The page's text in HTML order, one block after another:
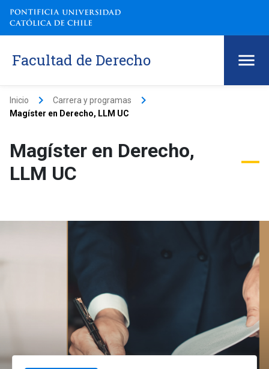
Facultad de Derecho
Inicio keyboard_arrow_right Carrera y programas keyboard_arrow_right
Magíster en Derecho, LLM UC
Magíster en Derecho,
LLM UC